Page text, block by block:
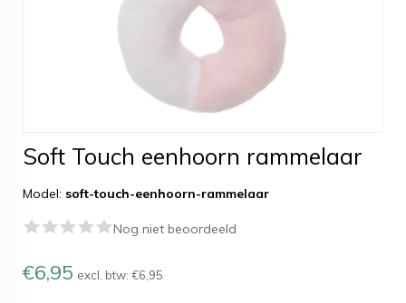
Soft Touch eenhoorn rammelaar
Model: soft-touch-eenhoorn-rammelaar
Nog niet beoordeeld
€6,95 excl. btw: €6,95